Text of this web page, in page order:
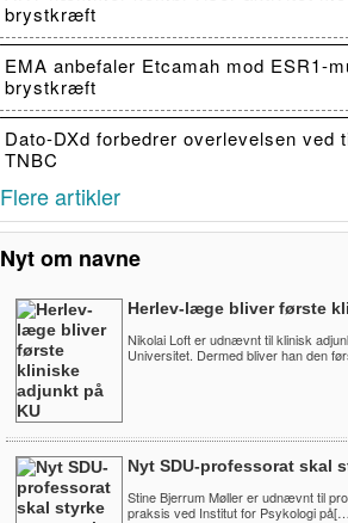
brystkræft
EMA anbefaler Etcamah mod ESR1-
brystkræft
Dato-DXd forbedrer overlevelsen ved
TNBC
Flere artikler
Nyt om navne
Herlev-læge bliver første
Nikolai Loft er udnævnt til klinisk
Universitet. Dermed bliver han den
Nyt SDU-professorat skal
Stine Bjerrum Møller er udnævnt til
praksis ved Institut for Psykologi